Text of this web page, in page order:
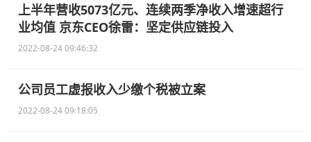
上半年营收5073亿元、连续两季净收入增速超行
业均值 京东CEO徐雷：坚定供应链投入
2022-08-24 09:46:32
公司员工虚报收入少缴个税被立案
2022-08-24 09:18:05